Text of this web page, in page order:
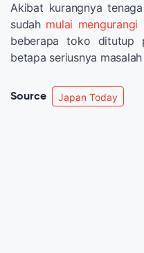
Akibat kurangnya
sudah mulai mengurangi
beberapa toko ditutup
betapa seriusnya
Source Japan Today